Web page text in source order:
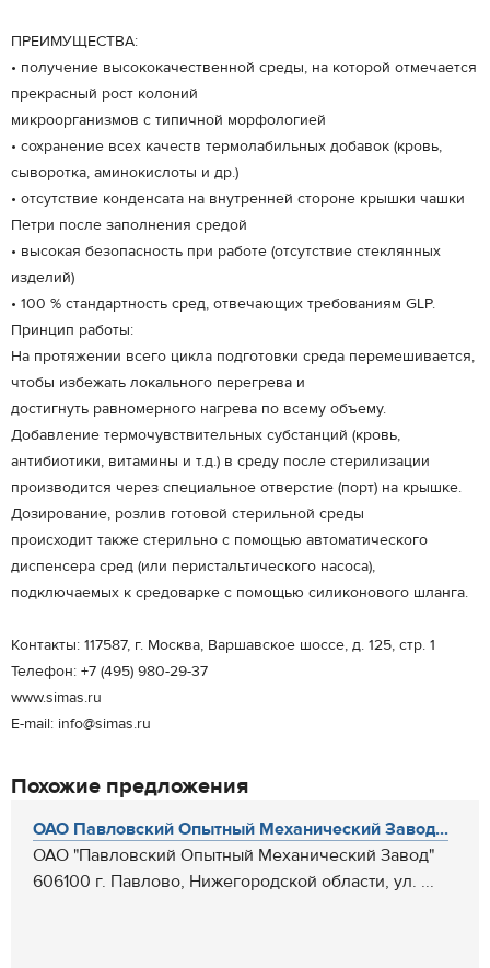
ПРЕИМУЩЕСТВА:
• получение высококачественной среды, на которой отмечается
прекрасный рост колоний
микроорганизмов с типичной морфологией
• сохранение всех качеств термолабильных добавок (кровь,
сыворотка, аминокислоты и др.)
• отсутствие конденсата на внутренней стороне крышки чашки
Петри после заполнения средой
• высокая безопасность при работе (отсутствие стеклянных
изделий)
• 100 % стандартность сред, отвечающих требованиям GLP.
Принцип работы:
На протяжении всего цикла подготовки среда перемешивается,
чтобы избежать локального перегрева и
достигнуть равномерного нагрева по всему объему.
Добавление термочувствительных субстанций (кровь,
антибиотики, витамины и т.д.) в среду после стерилизации
производится через специальное отверстие (порт) на крышке.
Дозирование, розлив готовой стерильной среды
происходит также стерильно с помощью автоматического
диспенсера сред (или перистальтического насоса),
подключаемых к средоварке с помощью силиконового шланга.
Контакты: 117587, г. Москва, Варшавское шоссе, д. 125, стр. 1
Телефон: +7 (495) 980-29-37
www.simas.ru
E-mail: info@simas.ru
Похожие предложения
ОАО Павловский Опытный Механический Завод...
ОАО "Павловский Опытный Механический Завод"
606100 г. Павлово, Нижегородской области, ул. ...